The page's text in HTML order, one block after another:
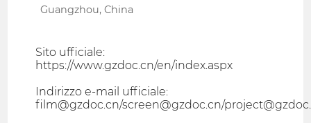
Guangzhou, China
Sito ufficiale:
https://www.gzdoc.cn/en/index.aspx
Indirizzo e-mail ufficiale:
film@gzdoc.cn/screen@gzdoc.cn/